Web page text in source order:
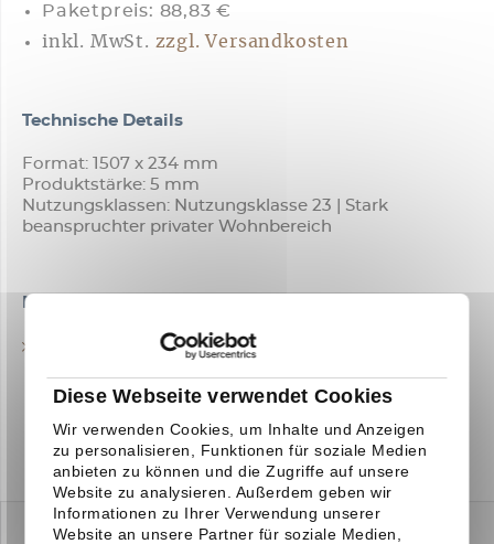
Diese Webseite verwendet Cookies
Wir verwenden Cookies, um Inhalte und Anzeigen
zu personalisieren, Funktionen für soziale Medien
anbieten zu können und die Zugriffe auf unsere
Website zu analysieren. Außerdem geben wir
Informationen zu Ihrer Verwendung unserer
Website an unsere Partner für soziale Medien,
Paketpreis: 88,83 €
inkl. MwSt. zzgl. Versandkosten
Technische Details
Format: 1507 x 234 mm
Produktstärke: 5 mm
Nutzungsklassen: Nutzungsklasse 23 | Stark
beanspruchter privater Wohnbereich
Downloads
TECHNISCHES DATENBLATT